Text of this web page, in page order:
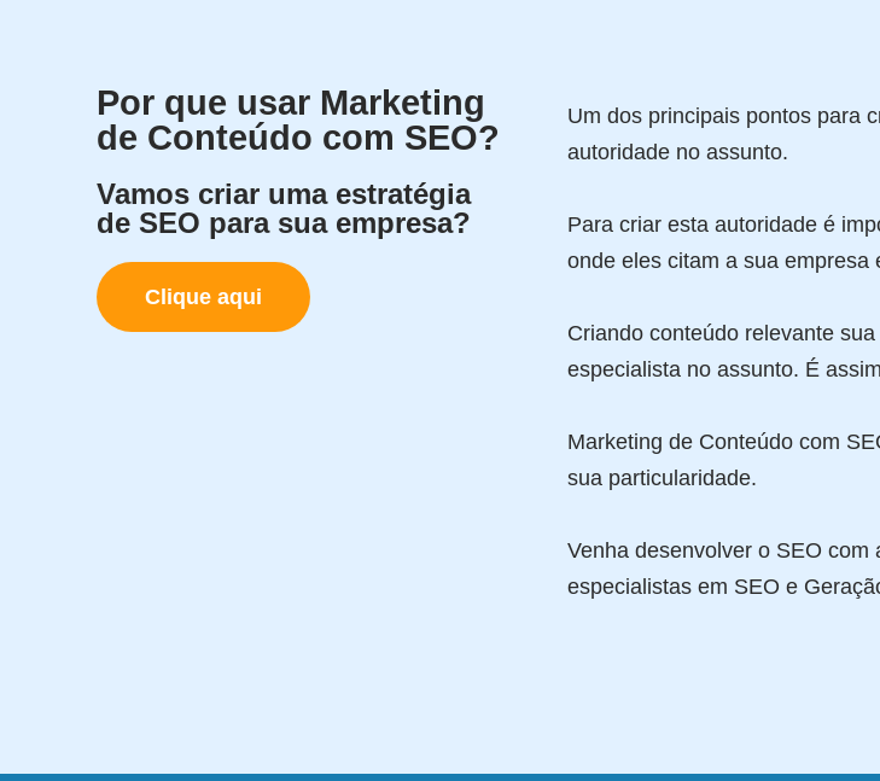
Por que usar Marketing
de Conteúdo com SEO?
Vamos criar uma estratégia
de SEO para sua empresa?
Clique aqui
Um dos principais pontos para
autoridade no assunto.
Para criar esta autoridade é
onde eles citam a sua empresa
Criando conteúdo relevante
especialista no assunto. É
Marketing de Conteúdo com
sua particularidade.
Venha desenvolver o SEO
especialistas em SEO e